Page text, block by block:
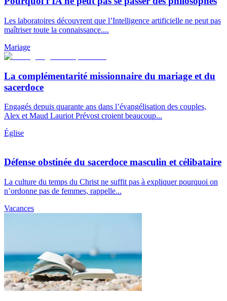
Les laboratoires découvrent que l’Intelligence artificielle ne peut pas
maîtriser toute la connaissance....
Mariage
La complémentarité missionnaire du mariage et du
sacerdoce
Engagés depuis quarante ans dans l’évangélisation des couples,
Alex et Maud Lauriot Prévost croient beaucoup...
Église
Défense obstinée du sacerdoce masculin et célibataire
La culture du temps du Christ ne suffit pas à expliquer pourquoi on
n’ordonne pas de femmes, rappelle...
Vacances